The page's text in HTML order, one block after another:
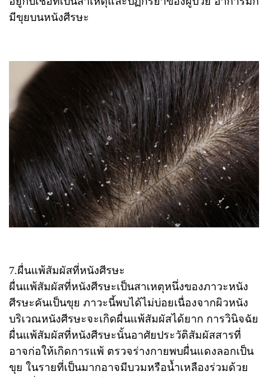
มีขุยบนหนังศีรษะ
7.ผื่นแพ้สัมผัสที่หนังศีรษะ
ผื่นแพ้สัมผัสที่หนังศีรษะเป็นสาเหตุหนึ่งของภาวะหนัง
ศีรษะคันเป็นขุย ภาวะนี้พบได้ไม่บ่อยเนื่องจากผิวหนัง
บริเวณหนังศีรษะจะเกิดผื่นแพ้สัมผัสได้ยาก การวินิจฉัย
ผื่นแพ้สัมผัสที่หนังศีรษะนั้นอาศัยประวัติสัมผัสสารที่
อาจก่อให้เกิดการแพ้ ตรวจร่างกายพบผื่นแดงลอกเป็น
ขุย ในรายที่เป็นมากอาจมีบวมหรือน้ำเหลืองร่วมด้วย